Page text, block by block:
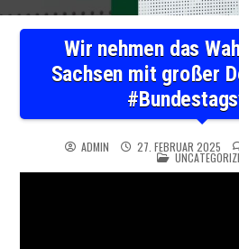
Wir nehmen das
Sachsen mit großer
ADMIN 27. FEBRUAR 2025
POSTED IN